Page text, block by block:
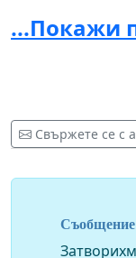
Нека заявим, че
Нека не
Линк към
...Покажи
Свържете се с
Съобщение